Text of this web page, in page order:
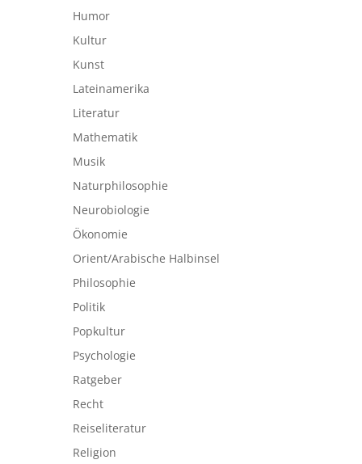
Humor
Kultur
Kunst
Lateinamerika
Literatur
Mathematik
Musik
Naturphilosophie
Neurobiologie
Ökonomie
Orient/Arabische Halbinsel
Philosophie
Politik
Popkultur
Psychologie
Ratgeber
Recht
Reiseliteratur
Religion